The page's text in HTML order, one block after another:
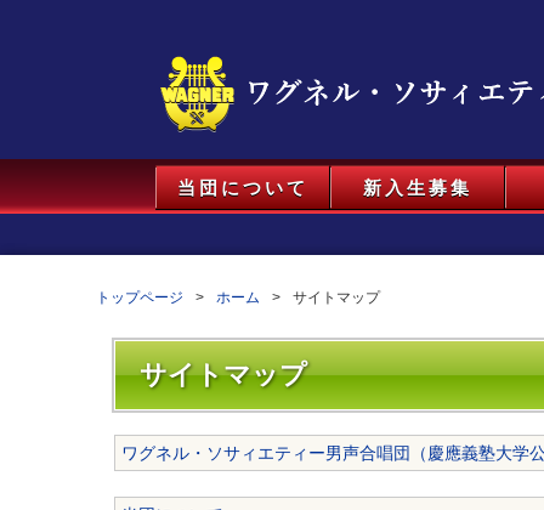
当団について 新入生募集
トップページ ホーム サイトマップ
サイトマップ
ワグネル・ソサィエティー男声合唱団（慶應義塾大学